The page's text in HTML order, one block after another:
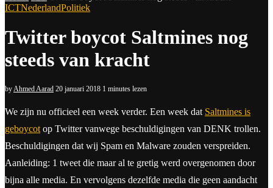
ICTNederlandPolitiek
Twitter boycot Saltmines nog
steeds van kracht
byAhmed Aarad 20 januari 2018 1 minutes lezen
We zijn nu officieel een week verder. Een week dat Saltmines is
geboycot op Twitter vanwege beschuldigingen van DENK trollen.
Beschuldigingen dat wij Spam en Malware zouden verspreiden.
Aanleiding: 1 tweet die maar al te gretig werd overgenomen door
bijna alle media. En vervolgens dezelfde media die geen aandacht